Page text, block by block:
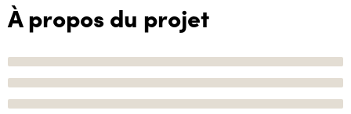
À propos du projet